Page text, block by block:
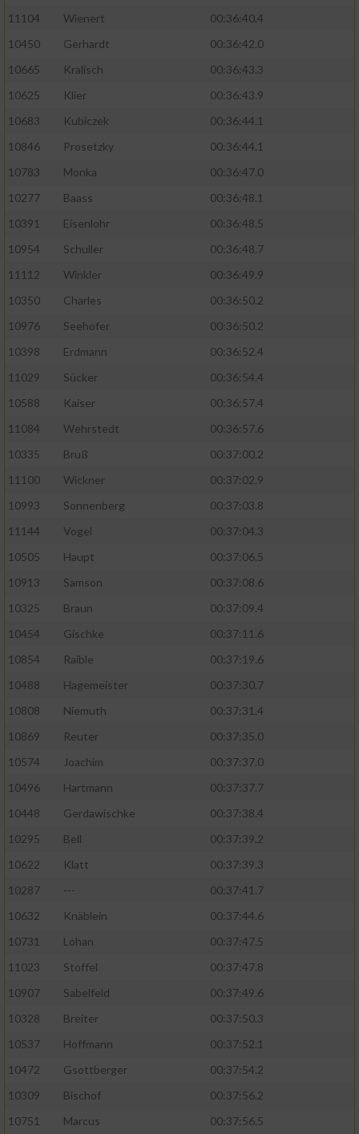
11104
Wienert
00:36:40.4
10450
Gerhardt
00:36:42.0
10665
Kralisch
00:36:43.3
10625
Klier
00:36:43.9
10683
Kubiczek
00:36:44.1
10846
Prosetzky
00:36:44.1
10783
Monka
00:36:47.0
10277
Baass
00:36:48.1
10391
Eisenlohr
00:36:48.5
10954
Schuller
00:36:48.7
11112
Winkler
00:36:49.9
10350
Charles
00:36:50.2
10976
Seehofer
00:36:50.2
10398
Erdmann
00:36:52.4
11029
Sücker
00:36:54.4
10588
Kaiser
00:36:57.4
11084
Wehrstedt
00:36:57.6
10335
Bruß
00:37:00.2
11100
Wickner
00:37:02.9
10993
Sonnenberg
00:37:03.8
11144
Vogel
00:37:04.3
10505
Haupt
00:37:06.5
10913
Samson
00:37:08.6
10325
Braun
00:37:09.4
10454
Gischke
00:37:11.6
10854
Raible
00:37:19.6
10488
Hagemeister
00:37:30.7
10808
Niemuth
00:37:31.4
10869
Reuter
00:37:35.0
10574
Joachim
00:37:37.0
10496
Hartmann
00:37:37.7
10448
Gerdawischke
00:37:38.4
10295
Bell
00:37:39.2
10622
Klatt
00:37:39.3
10287
---
00:37:41.7
10632
Knäblein
00:37:44.6
10731
Lohan
00:37:47.5
11023
Stoffel
00:37:47.8
10907
Sabelfeld
00:37:49.6
10328
Breiter
00:37:50.3
10537
Hoffmann
00:37:52.1
10472
Gsottberger
00:37:54.2
10309
Bischof
00:37:56.2
10751
Marcus 00:37:56.5